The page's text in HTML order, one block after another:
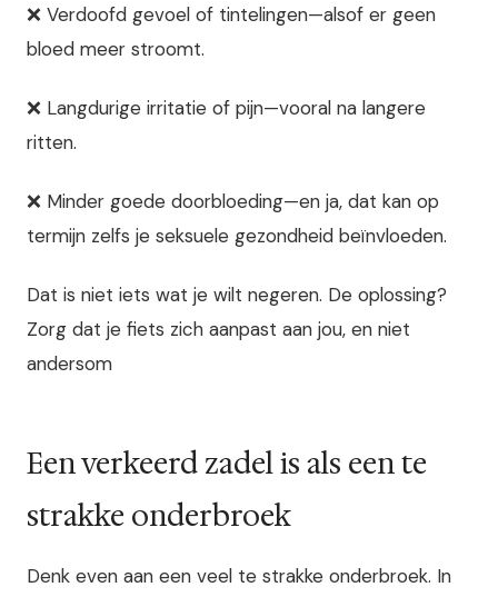
❌ Verdoofd gevoel of tintelingen—alsof er geen
bloed meer stroomt.
❌ Langdurige irritatie of pijn—vooral na langere
ritten.
❌ Minder goede doorbloeding—en ja, dat kan op
termijn zelfs je seksuele gezondheid beïnvloeden.
Dat is niet iets wat je wilt negeren. De oplossing?
Zorg dat je fiets zich aanpast aan jou, en niet
andersom
Een verkeerd zadel is als een te
strakke onderbroek
Denk even aan een veel te strakke onderbroek. In